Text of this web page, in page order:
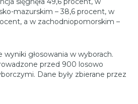
mazurskim – 38,6 procent, w
a w zachodniopomorskim –
wyniki głosowania w wyborach.
przed 900 losowo
Dane były zbierane przez